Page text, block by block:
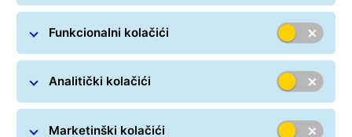
Opći Uvjeti Poslovanja za prijevoz i
rukovanje paketima
Funkcionalni kolačići
Analitički kolačići
Marketinški kolačići